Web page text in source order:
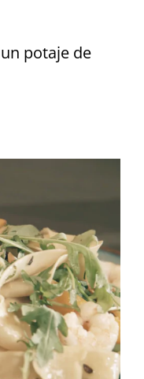
potaje de
y caldo de